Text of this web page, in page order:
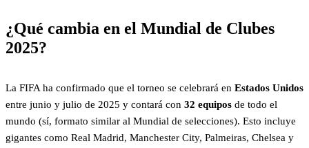
¿Qué cambia en el Mundial de Clubes
2025?
La FIFA ha confirmado que el torneo se celebrará en Estados Unidos
entre junio y julio de 2025 y contará con 32 equipos de todo el
mundo (sí, formato similar al Mundial de selecciones). Esto incluye
gigantes como Real Madrid, Manchester City, Palmeiras, Chelsea y